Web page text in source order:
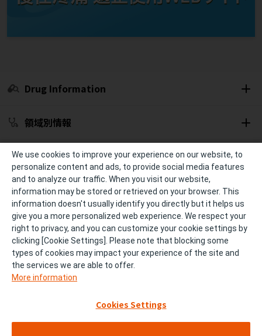
Drug Information
領域別情報
セミナー開催予定
冊子・資材
診療サポート
個人情報の取り扱い ご利用条件およびご利用環境
お問い合わせ
We use cookies to improve your experience on our website, to
personalize content and ads, to provide social media features
and to analyze our traffic. When you visit our website,
information may be stored or retrieved on your browser. This
information doesn't usually identify you directly but it helps us
give you a more personalized web experience. We respect your
right to privacy, and you can customize your cookie settings by
clicking [Cookie Settings]. Please note that blocking some
types of cookies may impact your experience of the site and
the services we are able to offer.
More information
Cookies Settings